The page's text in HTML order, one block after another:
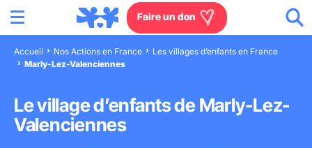
Aller à la recherche
Aller au pied de page
Faire un don
Nous connaître
Actions en France
Accueil Nos Actions en France
Les villages d’enfants en France
Marly-Lez-Valenciennes
Le village d’enfants de Marly-Lez-
Valenciennes